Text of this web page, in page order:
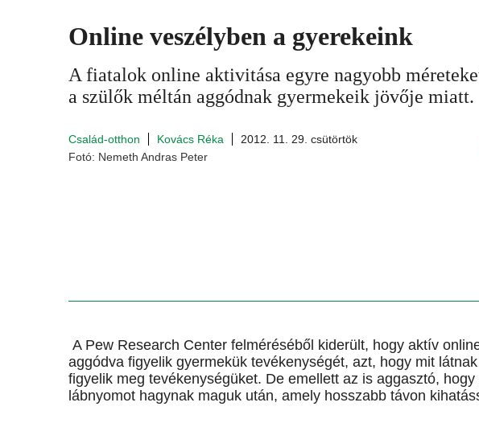
Online veszélyben a gyerekeink
A fiatalok online aktivitása egyre nagyobb
a szülők méltán aggódnak gyermekeik jövője miatt.
Család-otthon Kovács Réka
2012. 11. 29. csütörtök
Fotó: Nemeth Andras Peter
A Pew Research Center felméréséből kiderült, hogy aktív
aggódva figyelik gyermekük tevékenységét, azt, hogy mit
figyelik meg tevékenységüket. De emellett az is aggasztó,
lábnyomot hagynak maguk után, amely hosszabb távon